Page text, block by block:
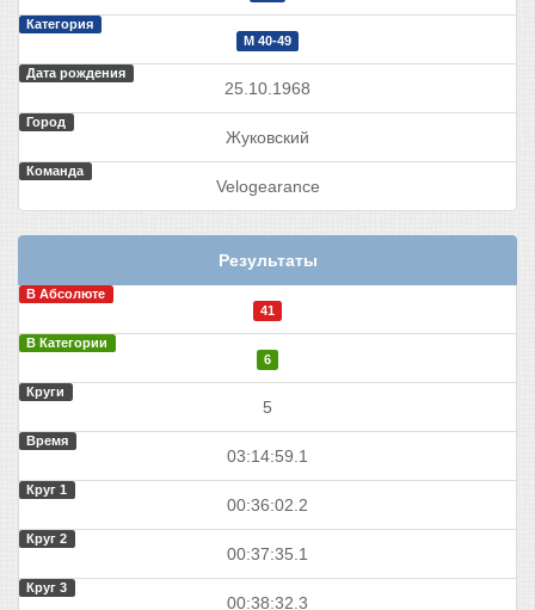
Категория
М 40-49
Дата рождения
25.10.1968
Город
Жуковский
Команда
Velogearance
Результаты
В Абсолюте
41
В Категории
6
Круги
5
Время
03:14:59.1
Круг 1
00:36:02.2
Круг 2
00:37:35.1
Круг 3
00:38:32.3